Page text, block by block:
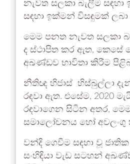
නැවත සලකා බැලීම
සඳහා ඉක්මන් විසඳුමක්
මෙම පනත නැවත සලකා
ද ස්ථාපිත කර ඇත, කෙසේ
අඛණ්ඩව භාවිතා කිරීම
නීතිඥ හිජාස් හිස්බුල්ලා
රඳවා ඇත. එසේම, 2020
රඳවාගෙන සිටින අතර,
සමාලෝචනය හෝ අවලංගු
වන්දි ගෙවීම සඳහා වූ
සංහිඳියා වැඩ සටහන්